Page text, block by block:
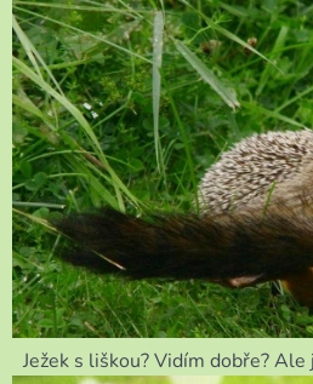
Ježek s liškou? Vidím dobře?